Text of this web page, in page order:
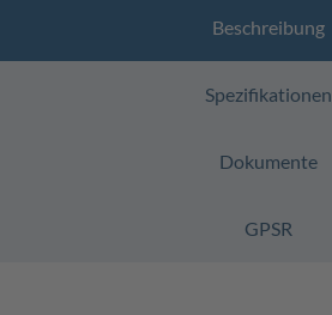
Beschreibung
Spezifikationen
Dokumente
GPSR